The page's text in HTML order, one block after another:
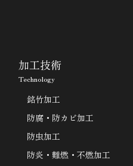
加工技術
Technology
銘竹加工
防腐・防カビ加工
防虫加工
防炎・難燃・不燃加工